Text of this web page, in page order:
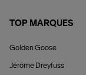
TOP MARQUES
Golden Goose
Jérôme Dreyfuss